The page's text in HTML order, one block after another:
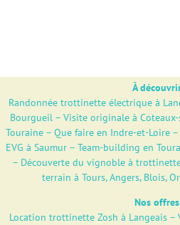
À
Randonnée trottinette électrique à
Bourgueil– Visite originale à
Touraine – Que faire en Indre-et-Loire –
EVG à Saumur– Team-building en
– Découverte du vignoble à
terrain à Tours, Angers, Blois,
Nos offres
Location trottinette Zosh à Langeais–